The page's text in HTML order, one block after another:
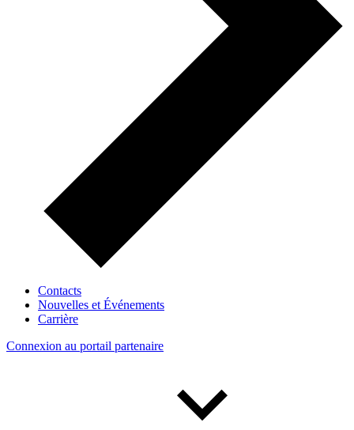
Contacts
Nouvelles et Événements
Carrière
Connexion au portail partenaire